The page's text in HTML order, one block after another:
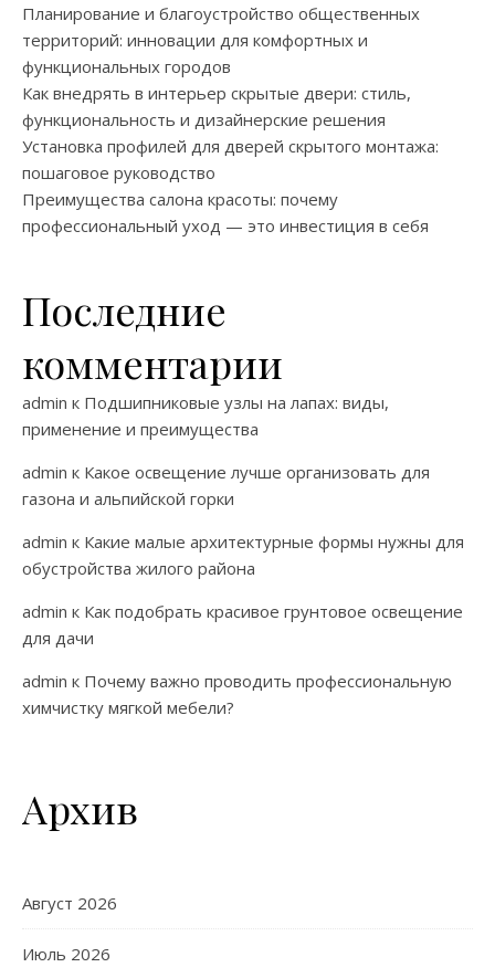
Планирование и благоустройство общественных
территорий: инновации для комфортных и
функциональных городов
Как внедрять в интерьер скрытые двери: стиль,
функциональность и дизайнерские решения
Установка профилей для дверей скрытого монтажа:
пошаговое руководство
Преимущества салона красоты: почему
профессиональный уход — это инвестиция в себя
Последние
комментарии
admin к Подшипниковые узлы на лапах: виды,
применение и преимущества
admin к Какое освещение лучше организовать для
газона и альпийской горки
admin к Какие малые архитектурные формы нужны для
обустройства жилого района
admin к Как подобрать красивое грунтовое освещение
для дачи
admin к Почему важно проводить профессиональную
химчистку мягкой мебели?
Архив
Август 2026
Июль 2026